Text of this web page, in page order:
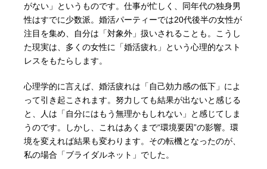
がない」というものです。仕事が忙しく、同年代の独身男
性はすでに少数派。婚活パーティーでは20代後半の女性が
注目を集め、自分は「対象外」扱いされることも。こうし
た現実は、多くの女性に「婚活疲れ」という心理的なスト
レスをもたらします。
心理学的に言えば、婚活疲れは「自己効力感の低下」によ
って引き起こされます。努力しても結果が出ないと感じる
と、人は「自分にはもう無理かもしれない」と感じてしま
うのです。しかし、これはあくまで“環境要因”の影響。環
境を変えれば結果も変わります。その転機となったのが、
私の場合「ブライダルネット」でした。